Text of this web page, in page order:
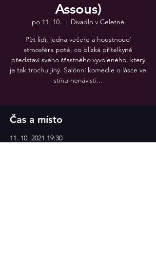
Assous)
po 11. 10.
  |
Divadlo v Celetné
Pět lidí, jedna večeře a houstnoucí
atmosféra poté, co blízká přítelkyně
představí svého šťastného vyvoleného, který
je tak trochu jiný. Salónní komedie o lásce ve
stínu nenávisti...
Čas a místo
11. 10. 2021 19:30